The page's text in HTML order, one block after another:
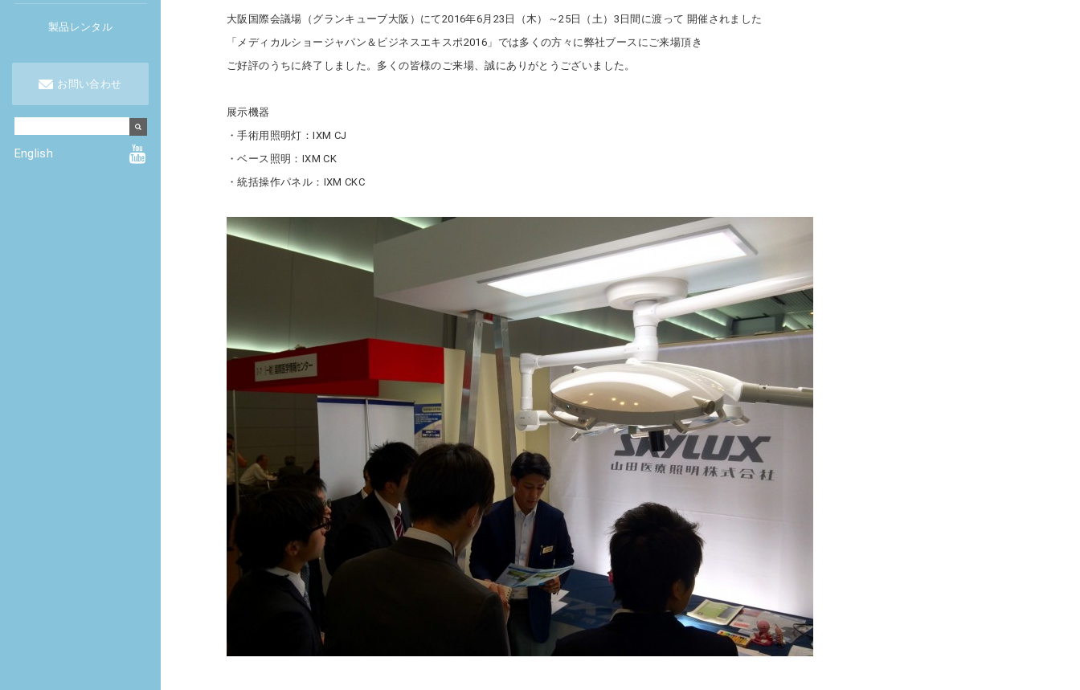
製品レンタル
お問い合わせ
English
大阪国際会議場（グランキューブ大阪）にて2016年6月23日（木）～25日（土）3日間に渡って 開催されました
「メディカルショージャパン＆ビジネスエキスポ2016」では多くの方々に弊社ブースにご来場頂き
ご好評のうちに終了しました。多くの皆様のご来場、誠にありがとうございました。
展示機器
・手術用照明灯：IXM CJ
・ベース照明：IXM CK
・統括操作パネル：IXM CKC